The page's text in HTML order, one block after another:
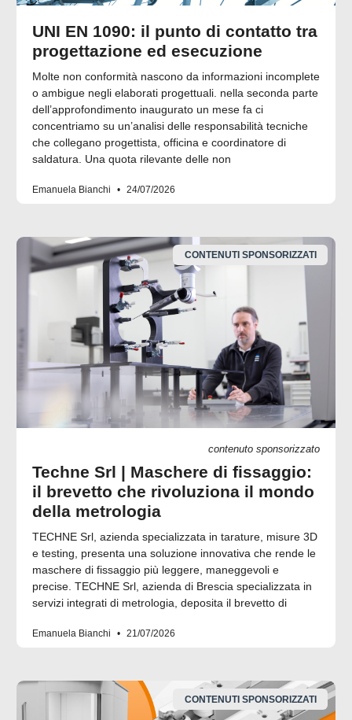
UNI EN 1090: il punto di contatto tra
progettazione ed esecuzione
Molte non conformità nascono da informazioni incomplete
o ambigue negli elaborati progettuali. nella seconda parte
dell’approfondimento inaugurato un mese fa ci
concentriamo su un’analisi delle responsabilità tecniche
che collegano progettista, officina e coordinatore di
saldatura. Una quota rilevante delle non
Emanuela Bianchi 24/07/2026
CONTENUTI SPONSORIZZATI
contenuto sponsorizzato
Techne Srl | Maschere di fissaggio:
il brevetto che rivoluziona il mondo
della metrologia
TECHNE Srl, azienda specializzata in tarature, misure 3D
e testing, presenta una soluzione innovativa che rende le
maschere di fissaggio più leggere, maneggevoli e
precise. TECHNE Srl, azienda di Brescia specializzata in
servizi integrati di metrologia, deposita il brevetto di
Emanuela Bianchi 21/07/2026
CONTENUTI SPONSORIZZATI